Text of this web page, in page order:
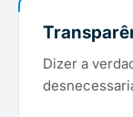
Dizer a